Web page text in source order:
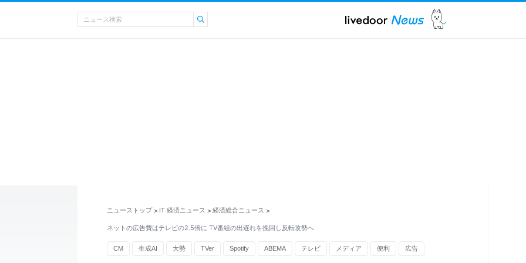
ニューストップ > IT 経済ニュース > 経済総合ニュース >
ネットの広告費はテレビの2.5倍に TV番組の出遅れを挽回し反転攻勢へ
CM 生成AI 大勢 TVer Spotify ABEMA テレビ メディア 便利 広告